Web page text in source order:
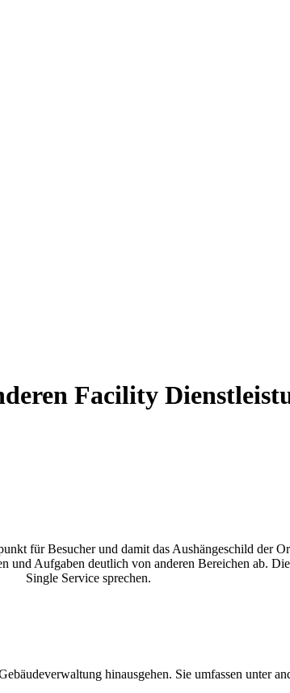
Facility
für Besucher und damit das Aushängeschild der
und Aufgaben deutlich von anderen Bereichen ab.
Single Service sprechen.
hinausgehen. Sie umfassen unter